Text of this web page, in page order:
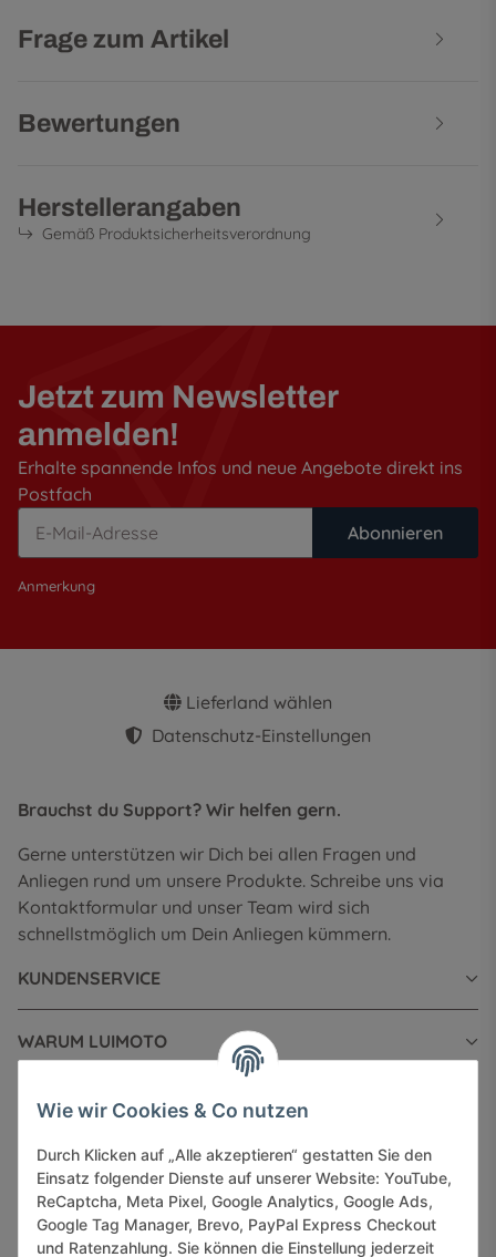
Frage zum Artikel
Bewertungen
Herstellerangaben
Gemäß Produktsicherheitsverordnung
Jetzt zum Newsletter
anmelden!
Erhalte spannende Infos und neue Angebote direkt ins
Postfach
Abonnieren
Anmerkung
Lieferland wählen
Datenschutz-Einstellungen
Brauchst du Support? Wir helfen gern.
Gerne unterstützen wir Dich bei allen Fragen und
Anliegen rund um unsere Produkte. Schreibe uns via
Kontaktformular und unser Team wird sich
schnellstmöglich um Dein Anliegen kümmern.
KUNDENSERVICE
WARUM LUIMOTO
INFORMATIONEN
GESETZLICHE INFORMATIONEN
Wie wir Cookies & Co nutzen
Durch Klicken auf „Alle akzeptieren“ gestatten Sie den
Einsatz folgender Dienste auf unserer Website: YouTube,
ReCaptcha, Meta Pixel, Google Analytics, Google Ads,
Google Tag Manager, Brevo, PayPal Express Checkout
und Ratenzahlung. Sie können die Einstellung jederzeit